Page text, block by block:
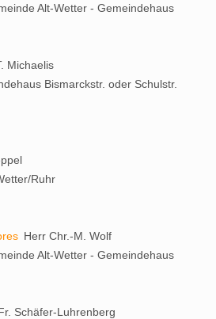
Alt-Wetter - Gemeindehaus
Michaelis
Bismarckstr. oder Schulstr.
Ruhr
Herr Chr.-M. Wolf
Alt-Wetter - Gemeindehaus
Schäfer-Luhrenberg